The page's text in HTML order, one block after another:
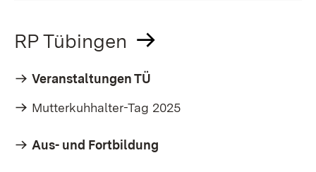
RP Tübingen
Veranstaltungen TÜ
Mutterkuhhalter-Tag 2025
Aus- und Fortbildung